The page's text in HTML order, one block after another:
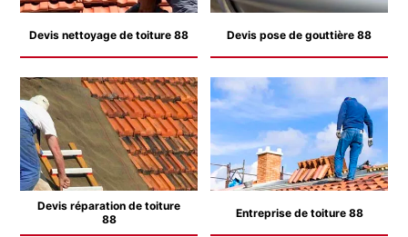
Devis nettoyage de toiture 88 Devis pose de gouttière 88
Devis réparation de toiture
88
Entreprise de toiture 88